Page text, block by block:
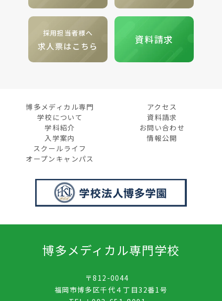
採用担当者様へ
求人票はこちら
資料請求
博多メディカル専門
学校について
学科紹介
入学案内
スクールライフ
オープンキャンパス
アクセス
資料請求
お問い合わせ
情報公開
博多メディカル専門学校
〒812-0044
福岡市博多区千代４丁目32番1号